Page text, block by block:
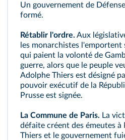
Un gouvernement de
formé.
Rétablir l'ordre. Aux
les monarchistes l'emportent
qui paient la volonté de
guerre, alors que le peuple
Adolphe Thiers est désigné
pouvoir exécutif de la
Prusse est signée.
La Commune de Paris. La
défaite créent des émeutes à
Thiers et le gouvernement